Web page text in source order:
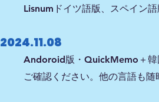
Lisnumドイツ語版、スペイン
2024.11.08
Andoroid版・QuickMemo＋韓
ご確認ください。他の言語も